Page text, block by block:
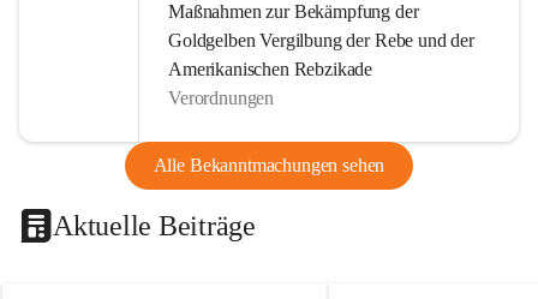
Maßnahmen zur Bekämpfung der
Goldgelben Vergilbung der Rebe und der
Amerikanischen Rebzikade
Verordnungen
Alle Bekanntmachungen sehen
Aktuelle Beiträge